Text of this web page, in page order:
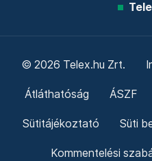
© 2026 Telex.hu Zrt.
Átláthatóság ÁSZF
Sütitájékoztató Süti
Kommentelési